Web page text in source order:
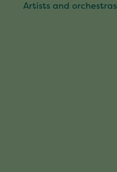
Artists and orchestras